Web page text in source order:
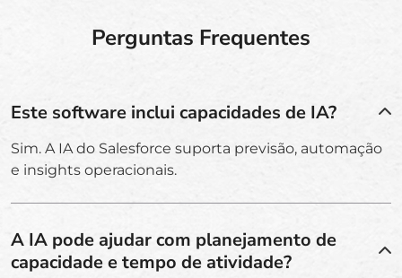
Perguntas Frequentes
Este software inclui capacidades de IA?
Sim. A IA do Salesforce suporta previsão, automação
e insights operacionais.
A IA pode ajudar com planejamento de
capacidade e tempo de atividade?